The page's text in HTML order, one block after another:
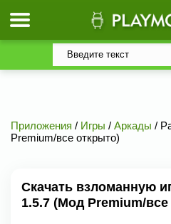
Приложения / Игры / Аркады /
Premium/все открыто)
Скачать взломанную
1.5.7 (Мод Premium/